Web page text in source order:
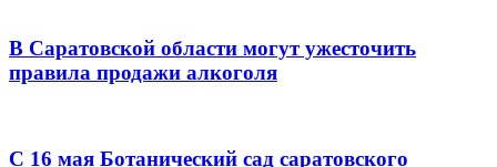
В Саратовской области могут ужесточить
правила продажи алкоголя
С 16 мая Ботанический сад саратовского